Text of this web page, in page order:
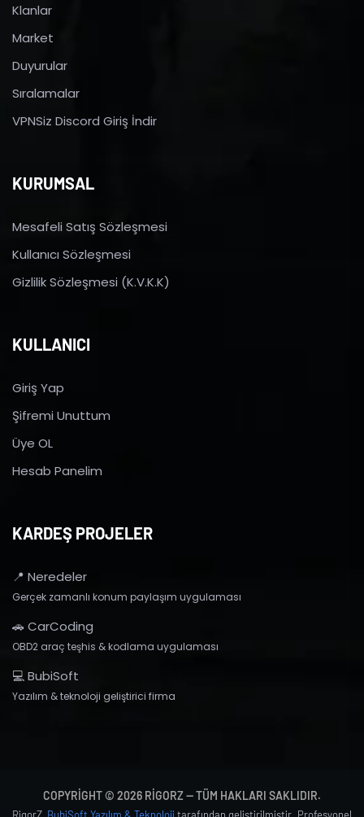
Klanlar
Market
Duyurular
Sıralamalar
VPNSiz Discord Giriş İndir
KURUMSAL
Mesafeli Satış Sözleşmesi
Kullanıcı Sözleşmesi
Gizlilik Sözleşmesi (K.V.K.K)
KULLANICI
Giriş Yap
Şifremi Unuttum
Üye OL
Hesab Panelim
KARDEŞ PROJELER
📍 Neredeler
Gerçek zamanlı konum paylaşım uygulaması
🚗 CarCoding
OBD2 araç teşhis & kodlama uygulaması
💻 BubiSoft
Yazılım & teknoloji geliştirici firma
COPYRIGHT © 2026 RIGORZ — TÜM HAKLARI SAKLIDIR.
RigorZ, BubiSoft Yazılım & Teknoloji tarafından geliştirilmiştir. Profesyonel